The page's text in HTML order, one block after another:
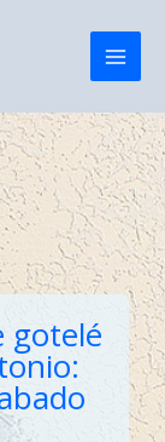
gotelé